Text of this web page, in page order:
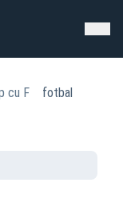
cu F fotbal